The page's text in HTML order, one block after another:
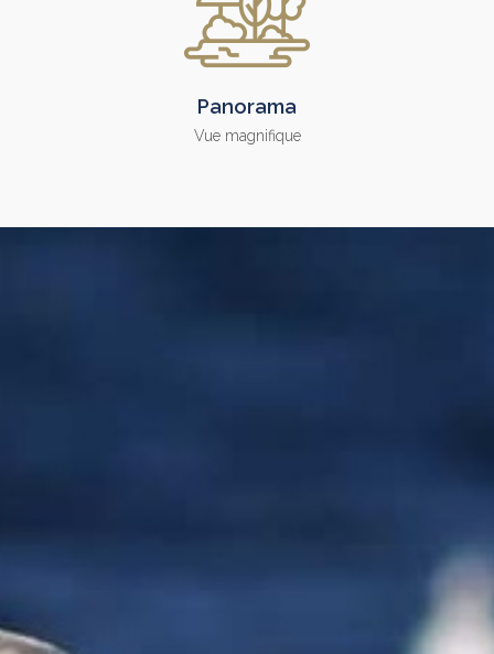
Panorama
Vue magnifique